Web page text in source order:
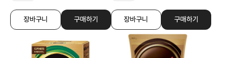
장바구니 구매하기 장바구니 구매하기